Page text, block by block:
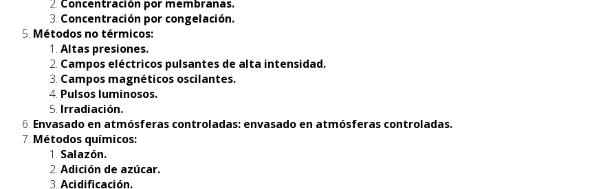
Concentración por membranas.
Concentración por congelación.
Métodos no térmicos:
Altas presiones.
Campos eléctricos pulsantes de alta intensidad.
Campos magnéticos oscilantes.
Pulsos luminosos.
Irradiación.
Envasado en atmósferas controladas: envasado en atmósferas controladas.
Métodos químicos:
Salazón.
Adición de azúcar.
Acidificación.